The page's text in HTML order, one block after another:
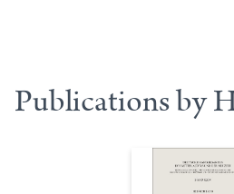
Publications by